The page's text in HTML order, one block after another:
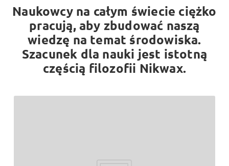
Naukowcy na całym świecie ciężko
pracują, aby zbudować naszą
wiedzę na temat środowiska.
Szacunek dla nauki jest istotną
częścią filozofii Nikwax.